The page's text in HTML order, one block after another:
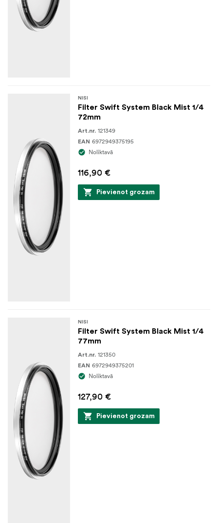
NISI
Filter Swift System Black Mist 1/4
72mm
Art.nr. 121349
EAN 6972949375195
Noliktavā
116,90 €
Pievienot grozam
NISI
Filter Swift System Black Mist 1/4
77mm
Art.nr. 121350
EAN 6972949375201
Noliktavā
127,90 €
Pievienot grozam